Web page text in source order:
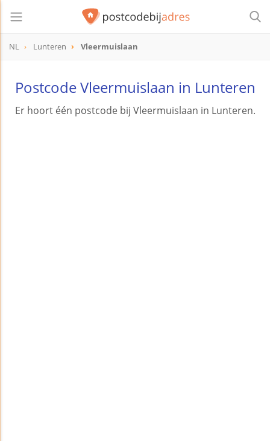
NL Lunteren Vleermuislaan
Postcode Vleermuislaan in Lunteren
Er hoort één postcode bij Vleermuislaan in Lunteren.